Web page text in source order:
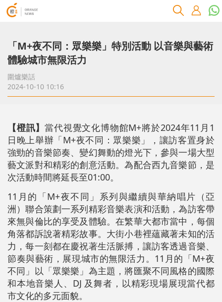
「M+夜不同：眾樂樂」特別活動 以音樂與藝術
體驗城市無限活力
圍爐樂話
2024-10-10 10:16
【橙訊】當代視覺文化博物館M+將於2024年11月1
日晚上舉辦「M+夜不同：眾樂樂」，讓訪客置身於
強勁的音樂節奏、變幻舞動的燈光下，參與一場大型
藝文派對和精彩的創意活動。為配合西九音樂節，是
次活動時間將延長至01:00。
11月的「M+夜不同」系列與繼續與華納唱片（亞
洲）聯合策劃一系列精彩音樂表演和活動，為訪客帶
來無與倫比的享受及體驗。在繁華大都市當中，每個
角落都訴說著精彩故事。大街小巷裡蘊藏著未知的活
力，每一刻都在慶祝著生活脈搏，讓訪客透過音樂、
節奏與藝術，展現城市的無限活力。11月的「M+夜
不同」以「眾樂樂」為主題，將匯聚不同風格的國際
和本地音樂人、DJ 及舞者，以精彩現場展現當代都
市文化的多元面貌。